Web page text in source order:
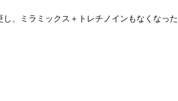
、ミラミックス＋トレチノインもなくなった